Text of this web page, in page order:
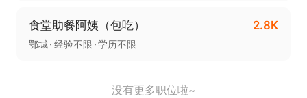
食堂助餐阿姨（包吃） 2.8K
鄂城 经验不限 学历不限
没有更多职位啦~